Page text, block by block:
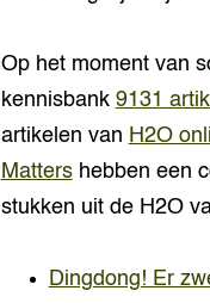
Op het moment van
kennisbank 9131
artikelen van H2O
Mattershebben een
stukken uit de H2O
Dingdong! Er